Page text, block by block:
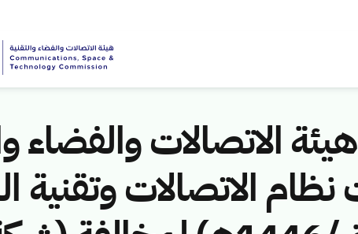
هيئة الاتصالات والفضاء